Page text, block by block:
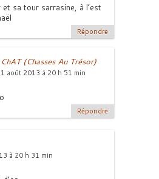
et sa tour sarrasine, à l’est
Répondre
ChAT (Chasses Au Trésor)
1 août 2013 à 20 h 51 min
Répondre
à 20 h 31 min